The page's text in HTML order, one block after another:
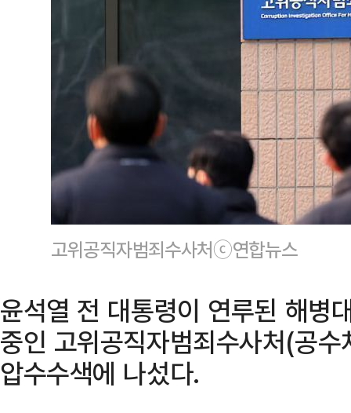
고위공직자범죄수사처ⓒ연합뉴스
윤석열 전 대통령이 연루된 해병
중인 고위공직자범죄수사처(공
압수수색에 나섰다.